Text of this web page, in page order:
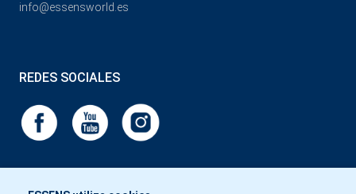
info@essensworld.es
REDES SOCIALES